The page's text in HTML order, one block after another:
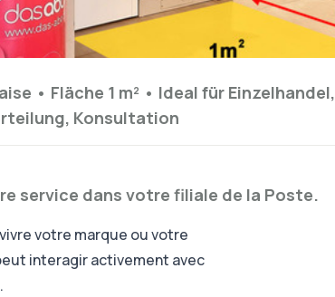
• Fläche 1 m² • Ideal für Einzelhandel,
Konsultation
service dans votre filiale de la Poste.
votre marque ou votre
interagir activement avec